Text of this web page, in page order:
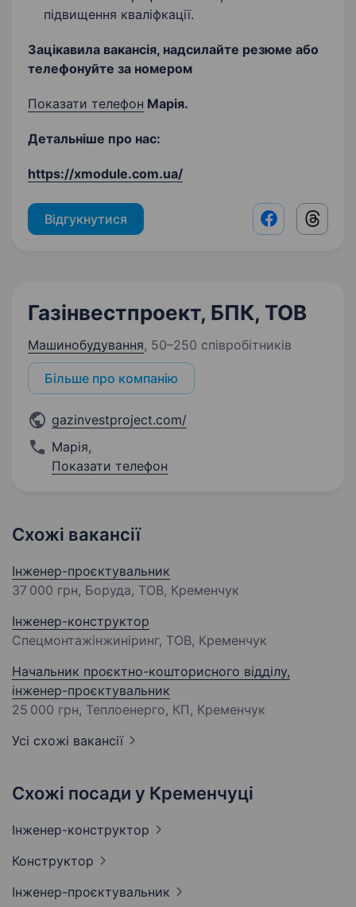
підвищення кваліфкації.
Зацікавила вакансія, надсилайте резюме або
телефонуйте за номером
Показати телефон Марія.
Детальніше про нас:
https://xmodule.com.ua/
Відгукнутися Facebook
Газінвестпроект, БПК, ТОВ
Машинобудування, 50–250 співробітників
Більше про компанію
gazinvestproject.com/
Марія,
Показати телефон
Схожі вакансії
Інженер-проєктувальник
37 000 грн, Боруда, ТОВ, Кременчук
Інженер-конструктор
Спецмонтажінжиніринг, ТОВ, Кременчук
Начальник проєктно-кошторисного відділу,
інженер-проєктувальник
25 000 грн, Теплоенерго, КП, Кременчук
Усі схожі вакансії
Схожі посади у Кременчуці
Інженер-конструктор
Конструктор
Інженер-проєктувальник